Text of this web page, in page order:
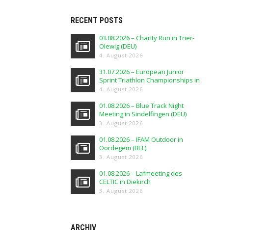
RECENT POSTS
03.08.2026 – Charity Run in Trier-
Olewig (DEU)
4. August 2026
31.07.2026 – European Junior
Sprint Triathlon Championships in
Elblag (POL)
4. August 2026
01.08.2026 – Blue Track Night
Meeting in Sindelfingen (DEU)
3. August 2026
01.08.2026 – IFAM Outdoor in
Oordegem (BEL)
3. August 2026
01.08.2026 – Lafmeeting des
CELTIC in Diekirch
3. August 2026
ARCHIV